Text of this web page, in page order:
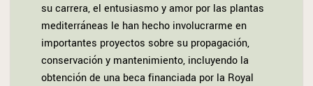
su carrera, el entusiasmo y amor por las plantas
mediterráneas le han hecho involucrarme en
importantes proyectos sobre su propagación,
conservación y mantenimiento, incluyendo la
obtención de una beca financiada por la Royal